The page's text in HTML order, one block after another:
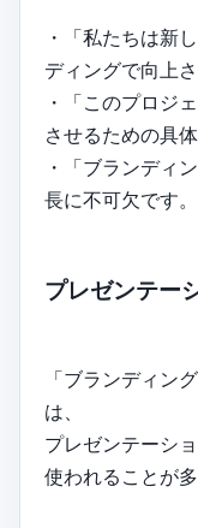
・「私たちは新
ディングで向上
・「このプロジ
させるための具
・「ブランディ
長に不可欠です。
プレゼンテー
「ブランディン
は、
プレゼンテーシ
使われることが